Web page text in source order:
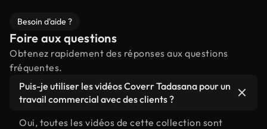
Besoin d'aide ?
Foire aux questions
Obtenez rapidement des réponses aux questions
fréquentes.
Puis-je utiliser les vidéos Coverr Tadasana pour un
travail commercial avec des clients ?
Oui, toutes les vidéos de cette collection sont